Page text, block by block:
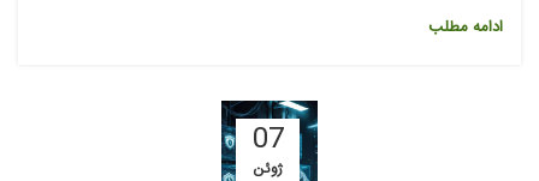
ادامه مطلب
07
ژوئن